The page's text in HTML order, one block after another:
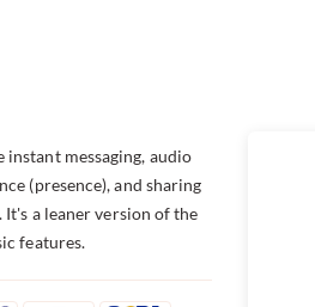
messaging, audio
(presence), and sharing
a leaner version of the
features.